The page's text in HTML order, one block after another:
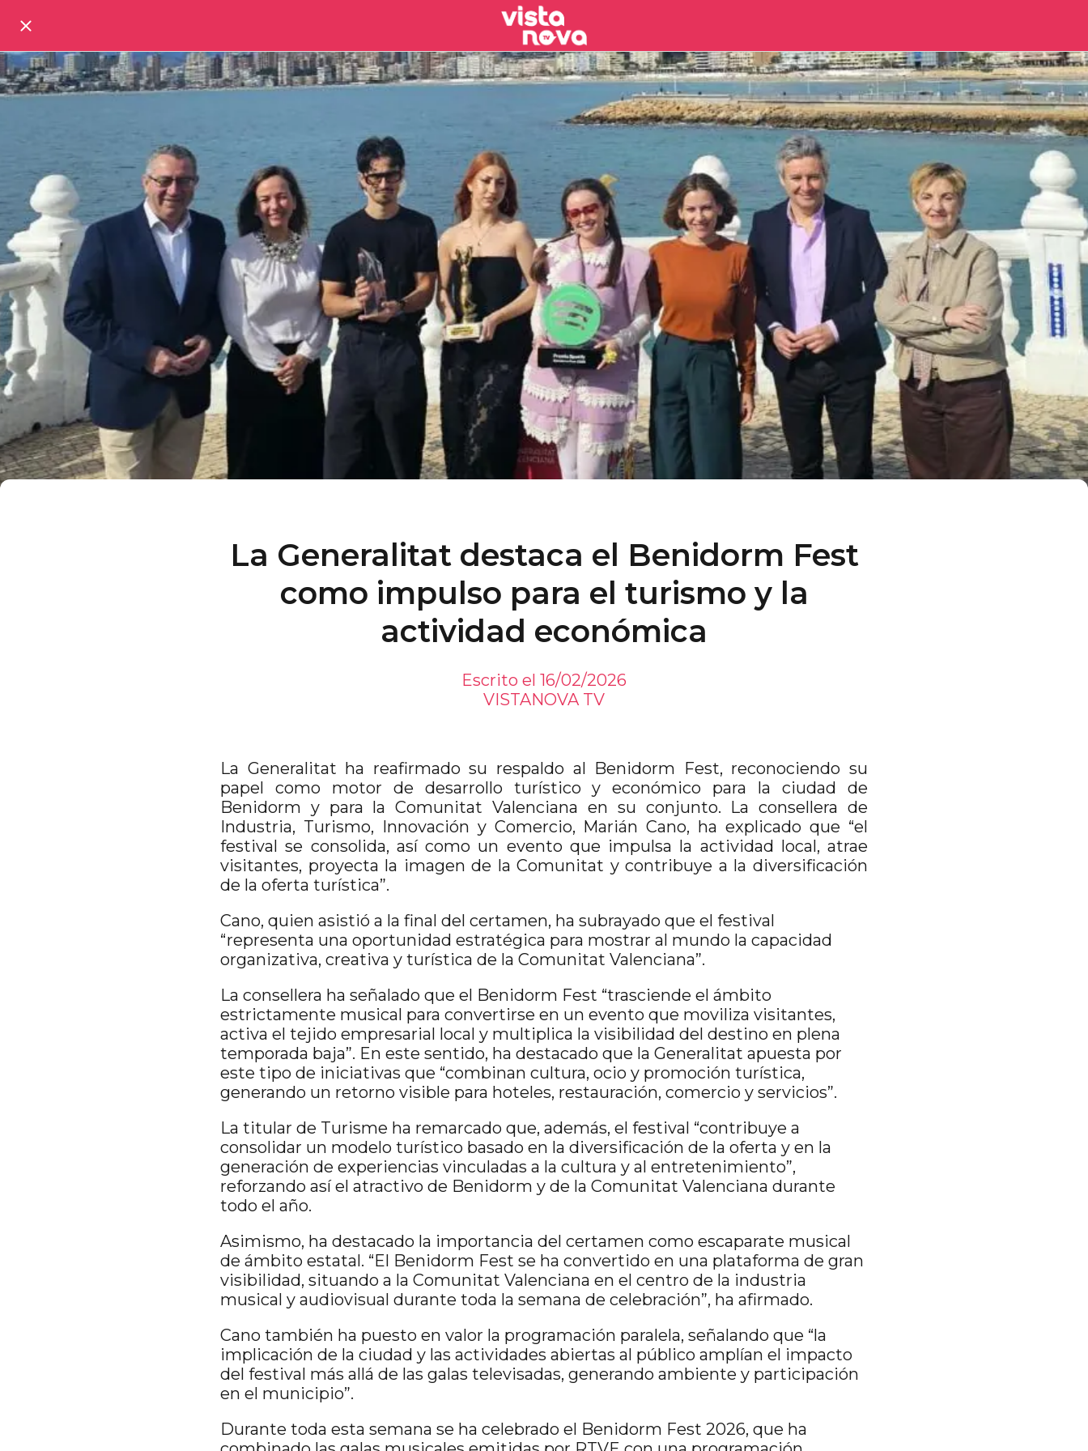
La Generalitat destaca el Benidorm Fest
como impulso para el turismo y la
actividad económica
Escrito el 16/02/2026
VISTANOVA TV
La Generalitat ha reafirmado su respaldo al Benidorm Fest, reconociendo su
papel como motor de desarrollo turístico y económico para la ciudad de
Benidorm y para la Comunitat Valenciana en su conjunto. La consellera de
Industria, Turismo, Innovación y Comercio, Marián Cano, ha explicado que “el
festival se consolida, así como un evento que impulsa la actividad local, atrae
visitantes, proyecta la imagen de la Comunitat y contribuye a la diversificación
de la oferta turística”.
Cano, quien asistió a la final del certamen, ha subrayado que el festival
“representa una oportunidad estratégica para mostrar al mundo la capacidad
organizativa, creativa y turística de la Comunitat Valenciana”.
La consellera ha señalado que el Benidorm Fest “trasciende el ámbito
estrictamente musical para convertirse en un evento que moviliza visitantes,
activa el tejido empresarial local y multiplica la visibilidad del destino en plena
temporada baja”. En este sentido, ha destacado que la Generalitat apuesta por
este tipo de iniciativas que “combinan cultura, ocio y promoción turística,
generando un retorno visible para hoteles, restauración, comercio y servicios”.
La titular de Turisme ha remarcado que, además, el festival “contribuye a
consolidar un modelo turístico basado en la diversificación de la oferta y en la
generación de experiencias vinculadas a la cultura y al entretenimiento”,
reforzando así el atractivo de Benidorm y de la Comunitat Valenciana durante
todo el año.
Asimismo, ha destacado la importancia del certamen como escaparate musical
de ámbito estatal. “El Benidorm Fest se ha convertido en una plataforma de gran
visibilidad, situando a la Comunitat Valenciana en el centro de la industria
musical y audiovisual durante toda la semana de celebración”, ha afirmado.
Cano también ha puesto en valor la programación paralela, señalando que “la
implicación de la ciudad y las actividades abiertas al público amplían el impacto
del festival más allá de las galas televisadas, generando ambiente y participación
en el municipio”.
Durante toda esta semana se ha celebrado el Benidorm Fest 2026, que ha